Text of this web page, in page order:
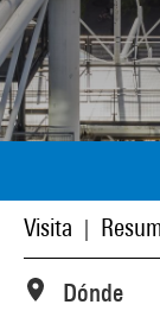
Visita
Dónde